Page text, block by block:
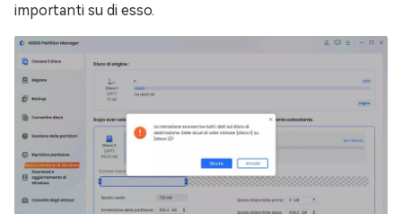
importanti su di esso.